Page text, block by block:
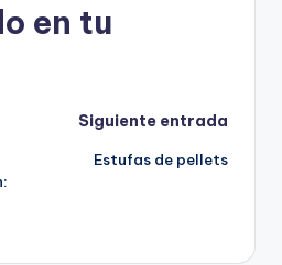
en tu
Siguiente entrada
Estufas de pellets